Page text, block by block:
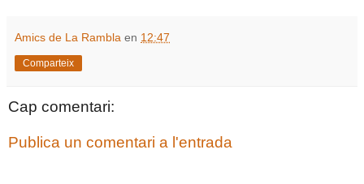
Amics de La Rambla en 12:47
Comparteix
Cap comentari:
Publica un comentari a l'entrada